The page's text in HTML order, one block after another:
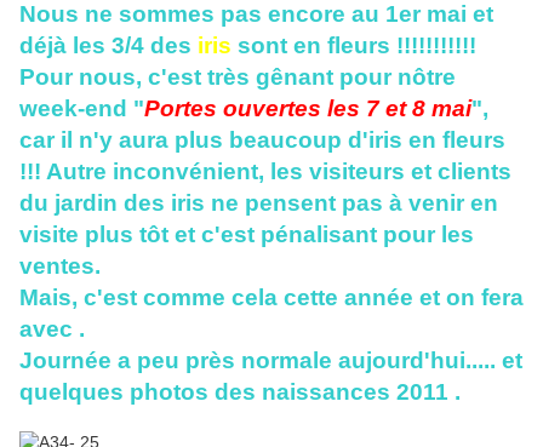
Nous ne sommes pas encore au 1er mai et
déjà les 3/4 des iris sont en fleurs !!!!!!!!!!!
Pour nous, c'est très gênant pour nôtre
week-end "Portes ouvertes les 7 et 8 mai",
car il n'y aura plus beaucoup d'iris en fleurs
!!! Autre inconvénient, les visiteurs et clients
du jardin des iris ne pensent pas à venir en
visite plus tôt et c'est pénalisant pour les
ventes.
Mais, c'est comme cela cette année et on fera
avec .
Journée a peu près normale aujourd'hui..... et
quelques photos des naissances 2011 .